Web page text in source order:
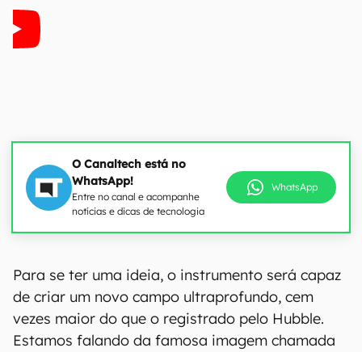
O Canaltech está no
WhatsApp!
Entre no canal e acompanhe
notícias e dicas de tecnologia
WhatsApp
Para se ter uma ideia, o instrumento será capaz
de criar um novo campo ultraprofundo, cem
vezes maior do que o registrado pelo Hubble.
Estamos falando da famosa imagem chamada